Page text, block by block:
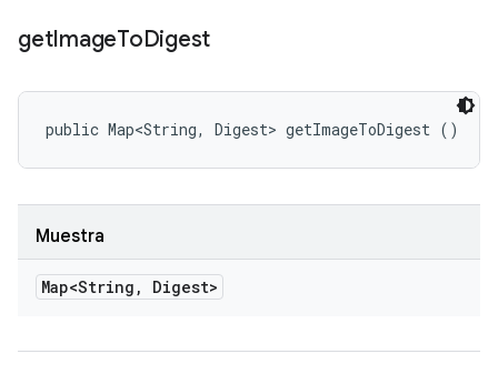
getImageToDigest
public Map<String, Digest> getImageToDigest ()
Muestra
Map<String , Digest>